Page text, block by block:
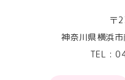
〒
神奈川県横浜
TEL :